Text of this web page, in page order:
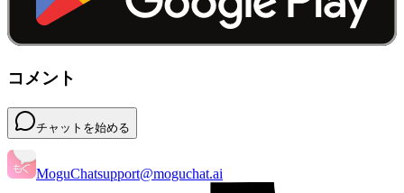
コメント
チャットを始める
MoguChatsupport@moguchat.ai